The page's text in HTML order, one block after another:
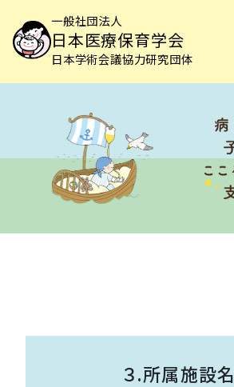
一般社団法人
日本医療保育学会
日本学術会議協力研究団体
３.所属施設名